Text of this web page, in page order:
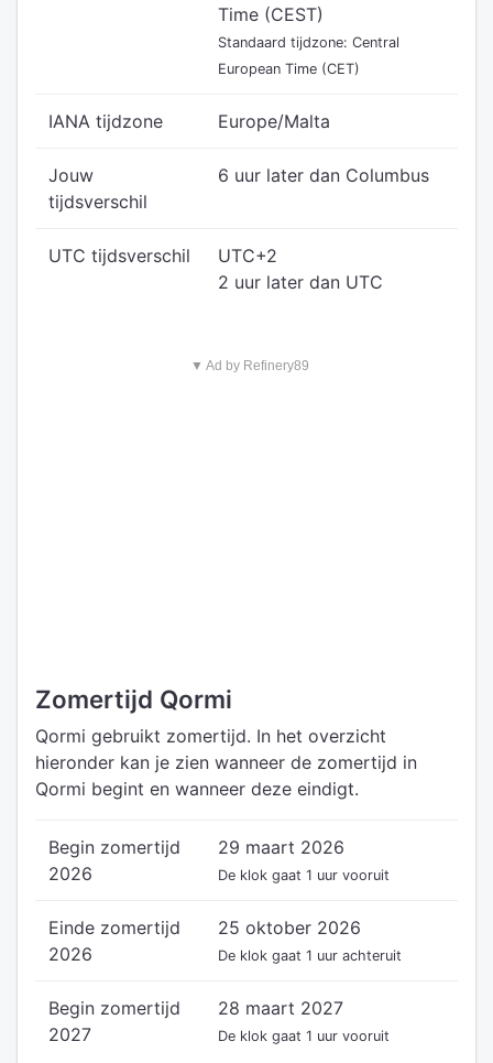
Time (CEST)
Standaard tijdzone: Central
European Time (CET)
IANA tijdzone Europe/Malta
Jouw
tijdsverschil
6 uur later dan Columbus
UTC tijdsverschil
UTC+2
2 uur later dan UTC
▼ Ad by Refinery89
Zomertijd Qormi
Qormi gebruikt zomertijd. In het overzicht
hieronder kan je zien wanneer de zomertijd in
Qormi begint en wanneer deze eindigt.
Begin zomertijd
2026
29 maart 2026
De klok gaat 1 uur vooruit
Einde zomertijd
2026
25 oktober 2026
De klok gaat 1 uur achteruit
Begin zomertijd
2027
28 maart 2027
De klok gaat 1 uur vooruit